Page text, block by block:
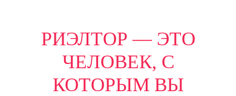
РИЭЛТОР — ЭТО
ЧЕЛОВЕК, С
КОТОРЫМ ВЫ